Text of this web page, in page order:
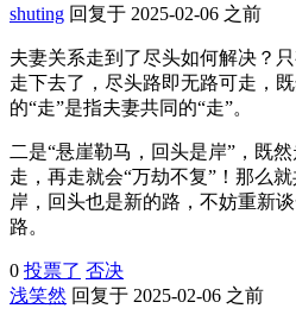
shuting 回复于 2025-02-06 之前
夫妻关系走到了尽头如何解决？
走下去了，尽头路即无路可走，
的“走”是指夫妻共同的“走”。
二是“悬崖勒马，回头是岸”，既
走，再走就会“万劫不复”！那么
岸，回头也是新的路，不妨重新
路。
0 投票了 否决
浅笑然 回复于 2025-02-06 之前